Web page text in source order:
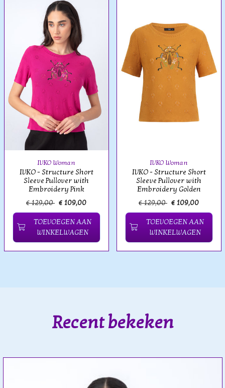
IVKO Woman
IVKO - Structure Short
Sleeve Pullover with
Embroidery Pink
€ 129,00 € 109,00
TOEVOEGEN AAN
WINKELWAGEN
IVKO Woman
IVKO - Structure Short
Sleeve Pullover with
Embroidery Golden
€ 129,00 € 109,00
TOEVOEGEN AAN
WINKELWAGEN
Recent bekeken